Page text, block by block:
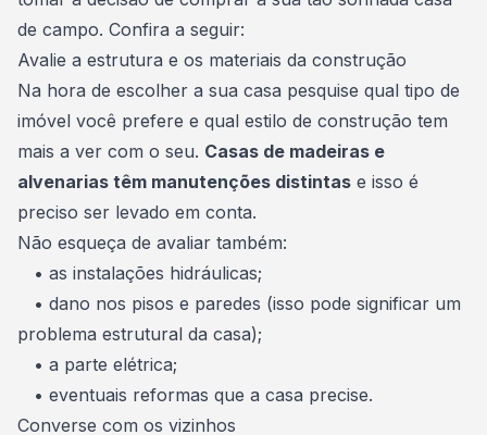
de campo. Confira a seguir:
Avalie a estrutura e os materiais da construção
Na hora de escolher a sua casa pesquise qual tipo de
imóvel você prefere e qual estilo de construção tem
mais a ver com o seu. Casas de madeiras e
alvenarias têm manutenções distintas e isso é
preciso ser levado em conta.
Não esqueça de avaliar também:
• as instalações hidráulicas;
• dano nos pisos e paredes (isso pode significar um
problema estrutural da casa);
• a parte elétrica;
• eventuais reformas que a casa precise.
Converse com os vizinhos